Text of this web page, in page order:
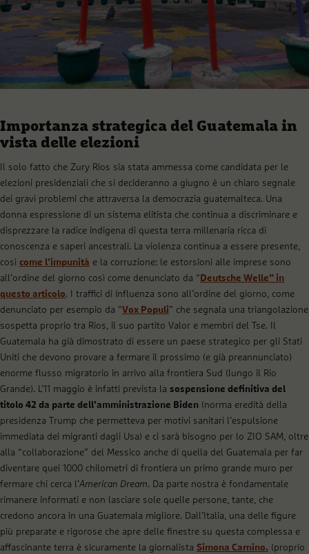
Importanza strategica del Guatemala in
vista delle elezioni
Il solo fatto che Zury Rios sia stata ammessa come candidata per le
elezioni presidenziali che si decideranno a giugno è un chiaro segnale
dei gravi problemi che attraversa la democrazia guatemalteca. Una
donna espressione di un sistema elitista che continua a discriminare e
disprezzare la radice indigena di questa terra millenaria ricca di
conoscenza e saperi ancestrali. La violenza continua a essere presente,
così come l’impunità e la corruzione: le estorsioni alle imprese sono
all’ordine del giorno così come denunciato da “ Deutsche Welle” in
questo articolo. I traffici di influenza sono all’ordine del giorno, come
denunciato per esempio da “Vox Populi” che segnala una triangolazione
sospetta proprio tra Rios, il suo partito Valor e membri del Tse. Il
Guatemala ha già dimostrato di essere un paese strategico per gli Stati
Uniti che devono provare a fermare il prossimo (e già preannunciato)
enorme flusso migratorio in arrivo alla frontiera Sud (lungo il Rio
Grande). L’11 maggio è infatti prevista la sospensione definitiva del
titolo 42 da parte dell’amministrazione Biden (norma eredità della
presidenza Trump che permetteva per motivi sanitari l’espulsione
immediata dei migranti dagli Usa) e ci sarà bisogno per lo ZIO SAM, oltre
alla “collaborazione” del Messico anche di quella del Guatemala per far
diventare quei 1000 chilometri di frontiera un primo grande muro per
fermare chi cerca l’American Dream. Da parte nostra è fondamentale
rimanere informati e non lasciare sole quelle persone, tante, che
credono ancora in una Guatemala migliore. Dall’Italia, una delle figure
più preparate e rigorose che apre delle finestre su questa complessa e
affascinante terra è sicuramente la giornalista Simona Carnino. (proprio